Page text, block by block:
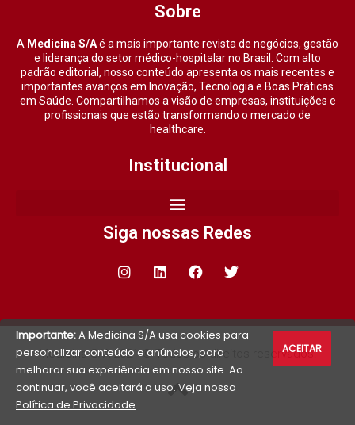
Sobre
A Medicina S/Aé a mais importante revista de negócios, gestão
e liderança do setor médico-hospitalar no Brasil. Com alto
padrão editorial, nosso conteúdo apresenta os mais recentes e
importantes avanços em Inovação, Tecnologia e Boas Práticas
em Saúde. Compartilhamos a visão de empresas, instituições e
profissionais que estão transformando o mercado de
healthcare.
Institucional
Siga nossas Redes
Medicina S/A 2021 © Todos os direitos reservados.
Importante:A Medicina S/A usa cookies para
personalizar conteúdo e anúncios, para
melhorar sua experiência em nosso site. Ao
continuar, você aceitará o uso. Veja nossa
Política de Privacidade.
ACEITAR